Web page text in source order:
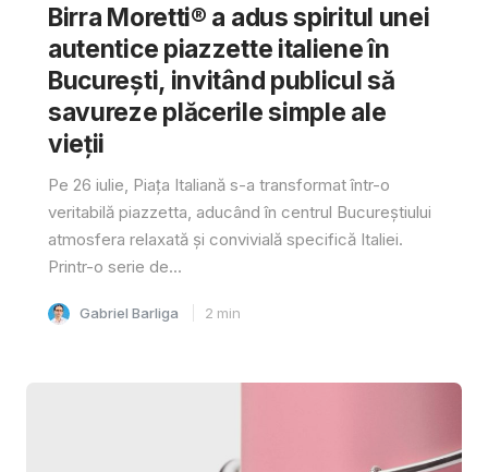
Birra Moretti® a adus spiritul unei
autentice piazzette italiene în
București, invitând publicul să
savureze plăcerile simple ale
vieții
Pe 26 iulie, Piața Italiană s-a transformat într-o
veritabilă piazzetta, aducând în centrul Bucureștiului
atmosfera relaxată și convivială specifică Italiei.
Printr-o serie de...
Gabriel Barliga 2 min